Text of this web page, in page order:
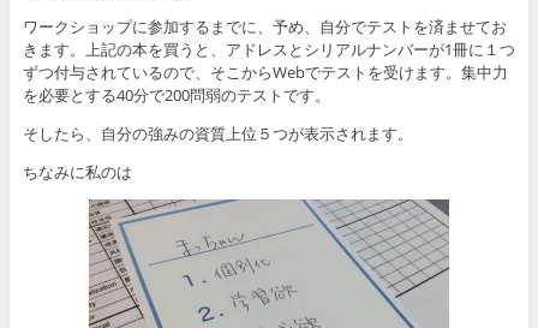
ワークショップに参加するまでに、予め、自分でテストを済ませてお
きます。上記の本を買うと、アドレスとシリアルナンバーが1冊に１つ
ずつ付与されているので、そこからWebでテストを受けます。集中力
を必要とする40分で200問弱のテストです。
そしたら、自分の強みの資質上位５つが表示されます。
ちなみに私のは